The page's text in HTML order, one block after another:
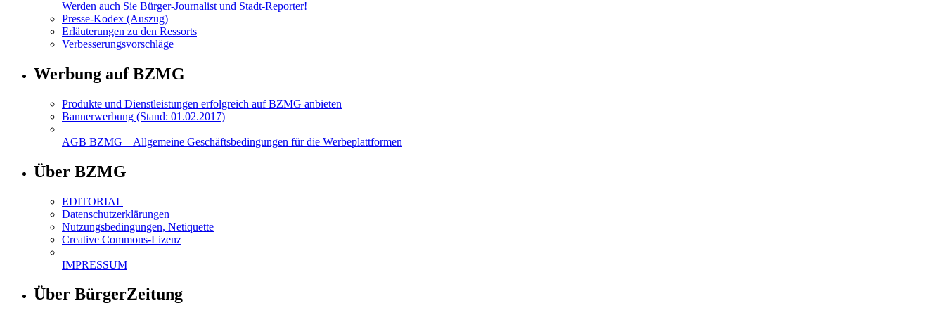
Werden auch Sie Bürger-Journalist und Stadt-Reporter!
Presse-Kodex (Auszug)
Erläuterungen zu den Ressorts
Verbesserungsvorschläge
Werbung auf BZMG
Produkte und Dienstleistungen erfolgreich auf BZMG anbieten
Bannerwerbung (Stand: 01.02.2017)
AGB BZMG – Allgemeine Geschäftsbedingungen für die Werbeplattformen
Über BZMG
EDITORIAL
Datenschutzerklärungen
Nutzungsbedingungen, Netiquette
Creative Commons-Lizenz
IMPRESSUM
Über BürgerZeitung